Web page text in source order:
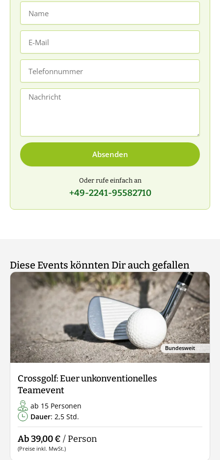
Mail
Nachricht
Absenden
Oder rufe einfach an
+49-2241-95582710
Diese Events könnten Dir auch gefallen
Bundesweit
Crossgolf: Euer unkonventionelles
Teamevent
ab 15 Personen
Dauer: 2,5 Std.
Ab 39,00 € / Person
(Preise inkl. MwSt.)